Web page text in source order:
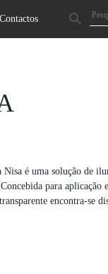
Contactos
Nisa é uma solução de
para
encontra-se